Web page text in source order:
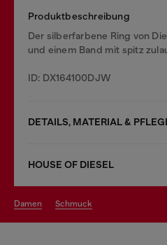
Produktbeschreibung
Der silberfarbene Ring von
und einem Band mit spitz
ID: DX164100DJW
DETAILS, MATERIAL &
HOUSE OF DIESEL
damen schmuck